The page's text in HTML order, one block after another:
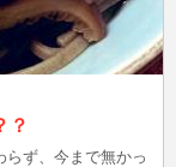
？
ず、今まで無かっ